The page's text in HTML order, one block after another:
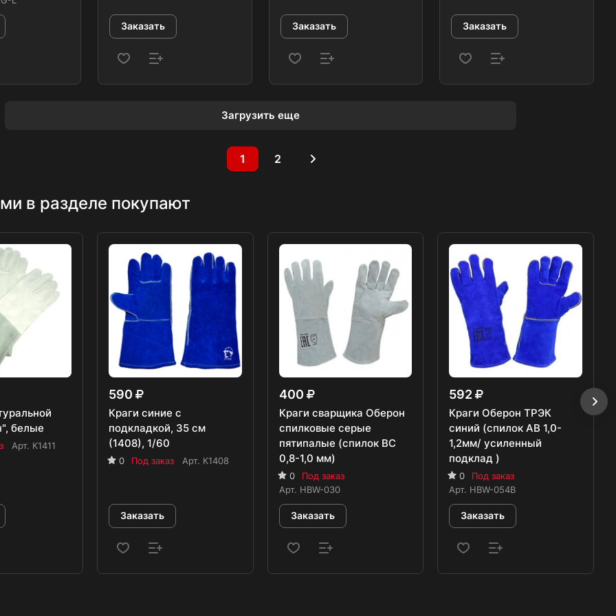
Заказать Заказать Заказать
Загрузить еще
1 2
в разделе покупают
белые
Арт. К1411
590
Краги синие с
подкладкой, 35 см
(1408), 1/60
0 Под заказ Арт. К1408
Заказать
400
Краги сварщика Оберон
спилковые серые
пятипалые (спилок BC
0,8-1,0 мм)
0
Под заказ
Арт. HBW-030
Заказать
592
Краги Оберон ТРЭК
синий (спилок AB 1,0-
1,2мм/ усиленный
подклад )
0
Под заказ
Арт. HBW-054B
Заказать